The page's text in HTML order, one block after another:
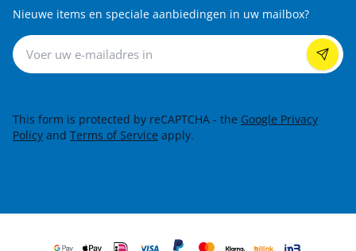
Nieuwe items en speciale aanbiedingen in uw mailbox?
Nieuwsbrief
This form is protected by reCAPTCHA - the Google Privacy
Policy and Terms of Service apply.